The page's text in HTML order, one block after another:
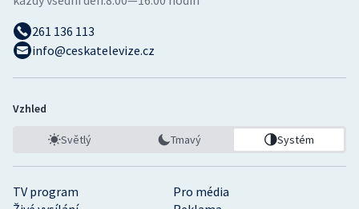
Ostatní
TV program
Pro média
261 136 113
info@ceskatelevize.cz
Vzhled
Světlý Tmavý Systém